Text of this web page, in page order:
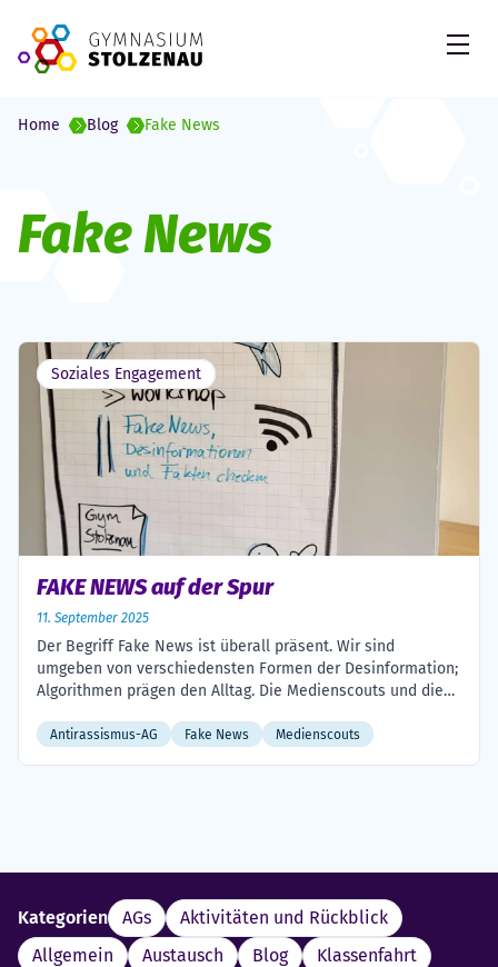
Home Blog Fake News
Schlagwort:
Fake News
Soziales Engagement
FAKE NEWS auf der Spur
11. September 2025
Der Begriff Fake News ist überall präsent. Wir sind
umgeben von verschiedensten Formen der Desinformation;
Algorithmen prägen den Alltag. Die Medienscouts und die
nachgegangen, welche Auswirkungen das hat und welche
Antirassismus-AG Fake News Medienscouts
Kategorien AGs
Aktivitäten und Rückblick
Allgemein
Austausch Blog
Klassenfahrt